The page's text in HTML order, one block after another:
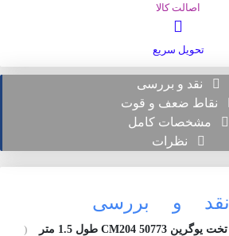
اصالت کالا
تحویل سریع
نقد و بررسی
نقاط ضعف و قوت
مشخصات کامل
نظرات
نقد و بررسی
(